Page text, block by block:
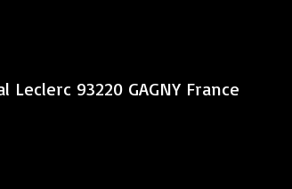
93220 GAGNY France